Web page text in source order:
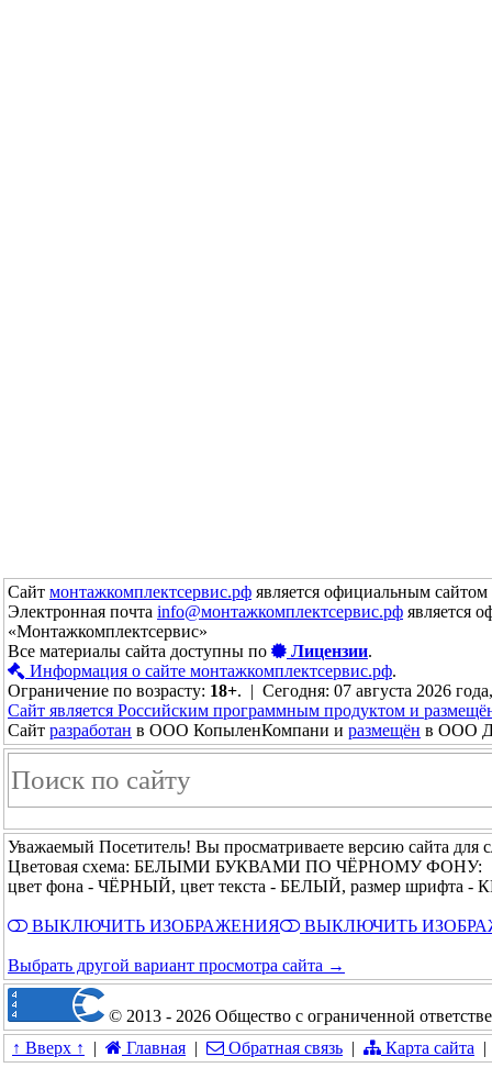
Сайт монтажкомплектсервис.рф является официальным
Электронная почта info@монтажкомплектсервис.рф является
«Монтажкомплектсервис»
Все материалы сайта доступны по
Лицензии.
Информация о сайте монтажкомплектсервис.рф.
Ограничение по возрасту: 18+. | Сегодня: 07 августа 2026
Сайт является Российским программным продуктом и
Сайт разработан в ООО КопыленКомпани и размещён в ООО
Уважаемый Посетитель! Вы просматриваете версию сайта для
Цветовая схема: БЕЛЫМИ БУКВАМИ ПО ЧЁРНОМУ ФОНУ:
цвет фона - ЧЁРНЫЙ, цвет текста - БЕЛЫЙ, размер шрифта
ВЫКЛЮЧИТЬ ИЗОБРАЖЕНИЯ ВЫКЛЮЧИТЬ
Выбрать другой вариант просмотра сайта →
© 2013 - 2026 Общество с ограниченной
↑ Вверх ↑
| Главная | Обратная связь | Карта сайта